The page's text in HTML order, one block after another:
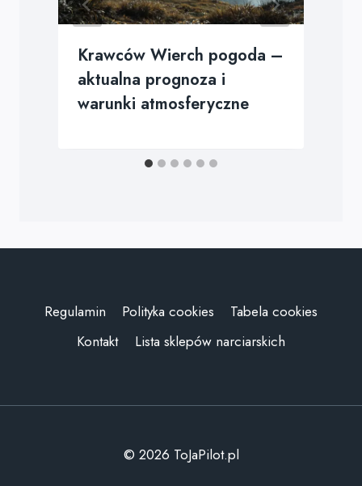
Krawców Wierch pogoda –
aktualna prognoza i
warunki atmosferyczne
Regulamin Polityka cookies
Tabela cookies
Kontakt
Lista sklepów narciarskich
© 2026 ToJaPilot.pl